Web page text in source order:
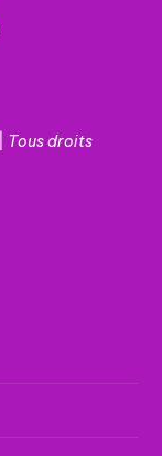
Tousdroits